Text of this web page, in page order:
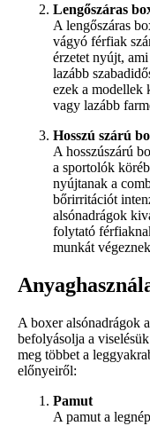
Lengőszáras
A lengőszáras
vágyó férfiak
érzetet nyújt,
lazább
ezek a modellek
vagy lazább
Hosszú szárú
A hosszúszárú
a sportolók
nyújtanak a
bőrirritációt
alsónadrágok
folytató
munkát
A boxer alsónadrágok
befolyásolja a
meg többet a
előnyeiről:
Pamut
A pamut a